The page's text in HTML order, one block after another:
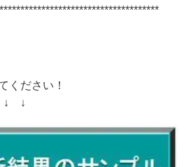
ください！
↓